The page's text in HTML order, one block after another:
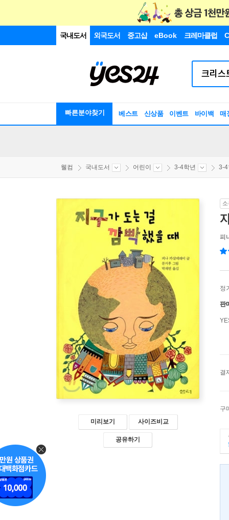
국내도서 외국도서 중고샵 eBook 크레마클럽
빠른분야찾기 베스트 신상품 이벤트 바이백 매
웰컴 국내도서 어린이 3-4학년 3-4
미리보기 사이즈비교
공유하기
피
정
판
결
구